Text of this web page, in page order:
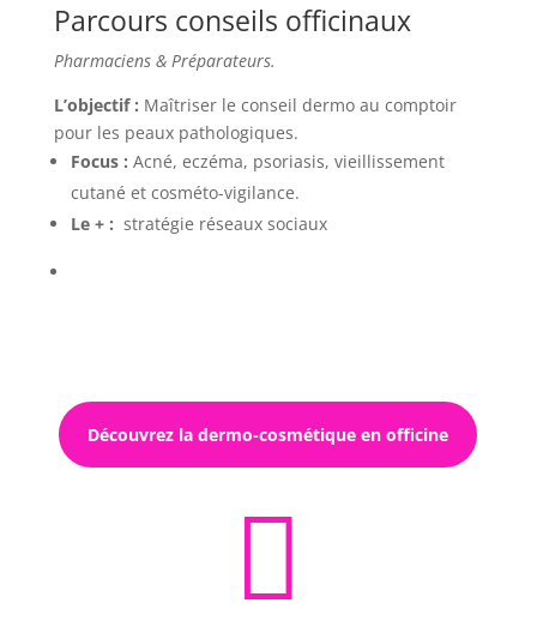
Parcours conseils officinaux
Pharmaciens & Préparateurs.
L’objectif : Maîtriser le conseil dermo au comptoir
pour les peaux pathologiques.
Focus : Acné, eczéma, psoriasis, vieillissement
cutané et cosméto-vigilance.
Le + : stratégie réseaux sociaux
Découvrez la dermo-cosmétique en officine
